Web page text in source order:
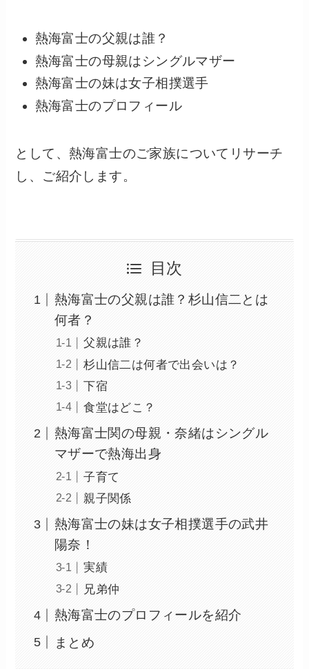
熱海富士の父親は誰？
熱海富士の母親はシングルマザー
熱海富士の妹は女子相撲選手
熱海富士のプロフィール
として、熱海富士のご家族についてリサーチ
し、ご紹介します。
目次
熱海富士の父親は誰？杉山信二とは
何者？
父親は誰？
杉山信二は何者で出会いは？
下宿
食堂はどこ？
熱海富士関の母親・奈緒はシングル
マザーで熱海出身
子育て
親子関係
熱海富士の妹は女子相撲選手の武井
陽奈！
実績
兄弟仲
熱海富士のプロフィールを紹介
まとめ